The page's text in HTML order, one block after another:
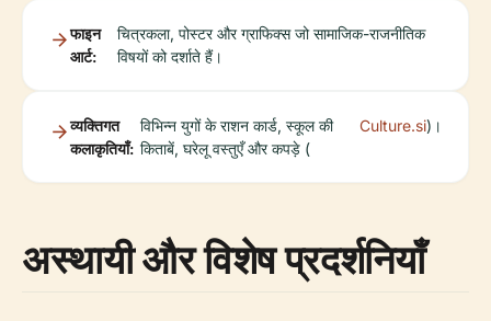
फाइन
आर्ट:
चित्रकला, पोस्टर और ग्राफिक्स जो सामाजिक-राजनीतिक
विषयों को दर्शाते हैं।
व्यक्तिगत
कलाकृतियाँ:
विभिन्न युगों के राशन कार्ड, स्कूल की
किताबें, घरेलू वस्तुएँ और कपड़े (
Culture.si)।
अस्थायी और विशेष प्रदर्शनियाँ